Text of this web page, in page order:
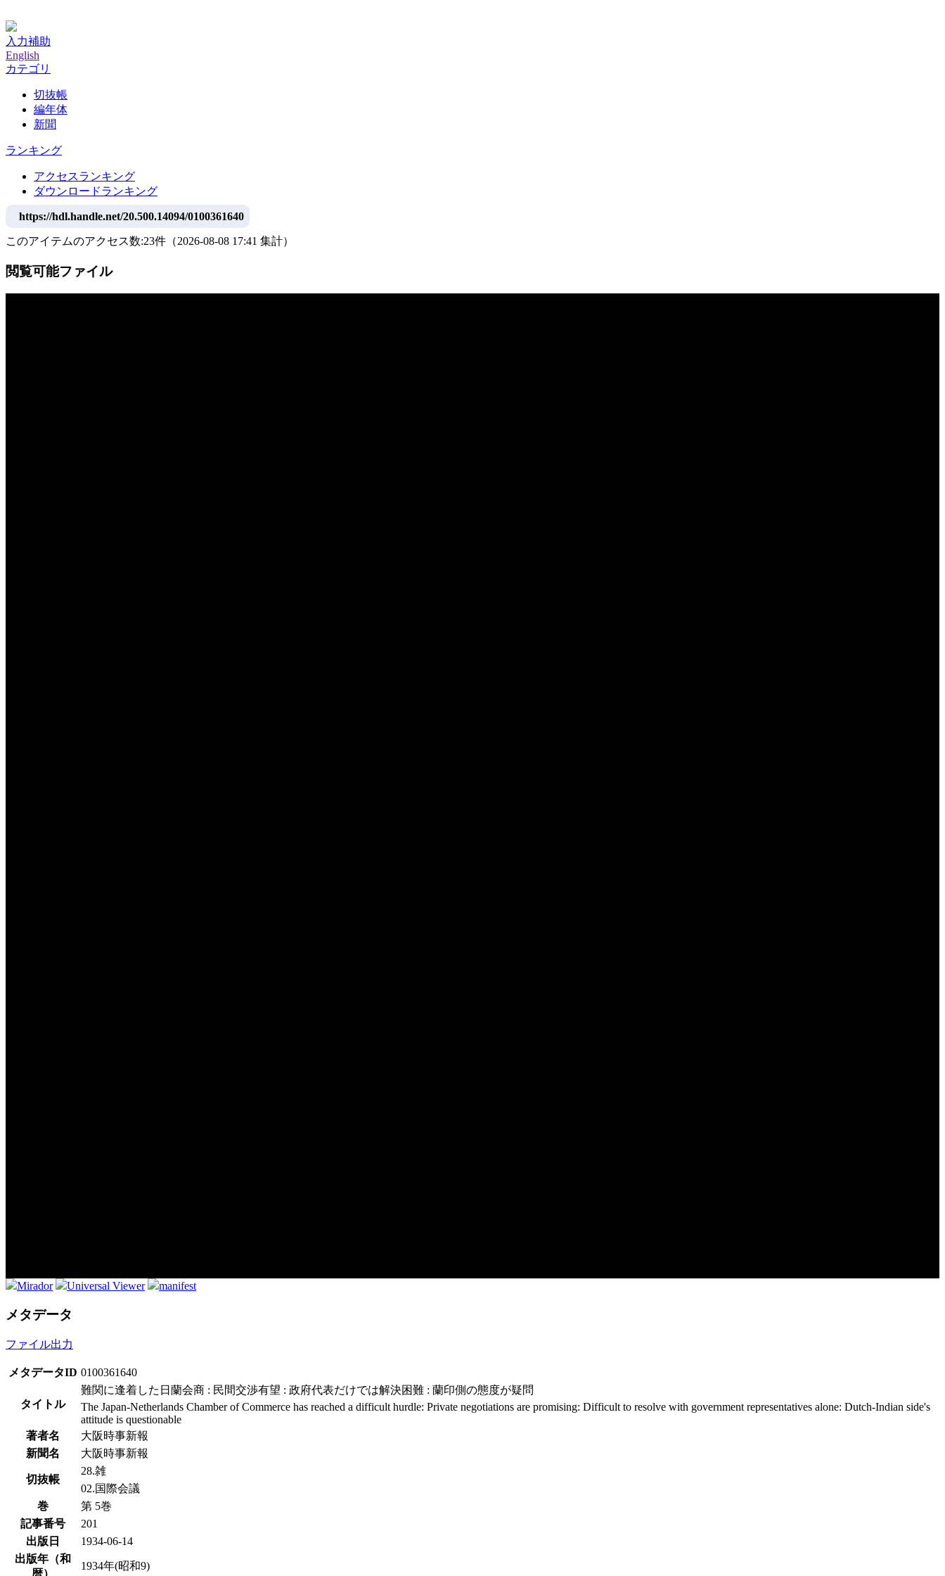
入力補助
English
カテゴリ
切抜帳
編年体
新聞
ランキング
アクセスランキング
ダウンロードランキング
https://hdl.handle.net/20.500.14094/0100361640
このアイテムのアクセス数:23件 （2026-08-08 17:41 集計）
閲覧可能ファイル
Mirador Universal Viewer manifest
メタデータ
ファイル出力
メタデータID 0100361640
タイトル
難関に逢着した日蘭会商 : 民間交渉有望 : 政府代表だけでは解決困難 : 蘭印側の態度が疑問
The Japan-Netherlands Chamber of Commerce has reached a difficult hurdle: Private negotiations are promising: Difficult to resolve with government representatives alone: ​​Dutch-Indian side's
attitude is questionable
著者名
大阪時事新報
新聞名
大阪時事新報
切抜帳
28.雑
02.国際会議
巻
第 5巻
記事番号
201
出版日
1934-06-14
出版年（和
暦）
1934年(昭和9)